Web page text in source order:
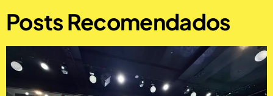
Posts Recomendados